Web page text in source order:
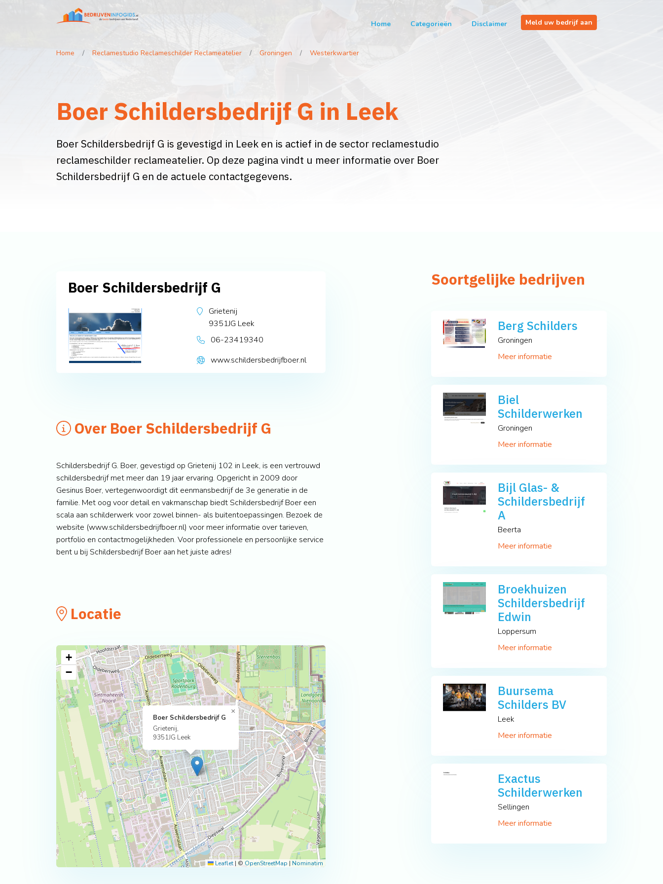
Home Categorieën Disclaimer Meld uw bedrijf aan
Home Reclamestudio Reclameschilder Reclameatelier Groningen Westerkwartier
Boer Schildersbedrijf G in Leek
Boer Schildersbedrijf G is gevestigd in Leek en is actief in de sector reclamestudio
reclameschilder reclameatelier. Op deze pagina vindt u meer informatie over Boer
Schildersbedrijf G en de actuele contactgegevens.
Boer Schildersbedrijf G
Grietenij
9351JG Leek
06-23419340
www.schildersbedrijfboer.nl
Over Boer Schildersbedrijf G
Schildersbedrijf G. Boer, gevestigd op Grietenij 102 in Leek, is een vertrouwd
schildersbedrijf met meer dan 19 jaar ervaring. Opgericht in 2009 door
Gesinus Boer, vertegenwoordigt dit eenmansbedrijf de 3e generatie in de
familie. Met oog voor detail en vakmanschap biedt Schildersbedrijf Boer een
scala aan schilderwerk voor zowel binnen- als buitentoepassingen. Bezoek de
website (www.schildersbedrijfboer.nl) voor meer informatie over tarieven,
portfolio en contactmogelijkheden. Voor professionele en persoonlijke service
bent u bij Schildersbedrijf Boer aan het juiste adres!
Locatie
Boer Schildersbedrijf G
Grietenij,
9351JG Leek
×
+
−
Leaflet | © OpenStreetMap | Nominatim
Soortgelijke bedrijven
Berg Schilders
Groningen
Meer informatie
Biel
Schilderwerken
Groningen
Meer informatie
Bijl Glas- &
Schildersbedrijf
A
Beerta
Meer informatie
Broekhuizen
Schildersbedrijf
Edwin
Loppersum
Meer informatie
Buursema
Schilders BV
Leek
Meer informatie
Exactus
Schilderwerken
Sellingen
Meer informatie